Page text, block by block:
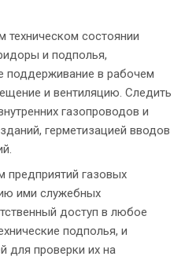
состоянии
и подполья,
поддерживание в рабочем
и вентиляцию. Следить
газопроводов и
герметизацией вводов
предприятий газовых
ими служебных
доступ в любое
подполья, и
для проверки их на